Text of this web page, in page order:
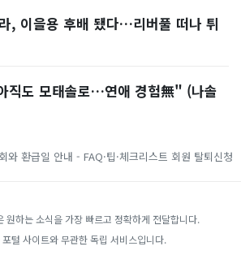
, 이을용 후배 됐다…리버풀 떠나 튀
도 모태솔로…연애 경험無" (나솔
와 환급일 안내 - FAQ·팁·체크리스트 회원 탈퇴신청
원하는 소식을 가장 빠르고 정확하게 전달합니다.
털 사이트와 무관한 독립 서비스입니다.